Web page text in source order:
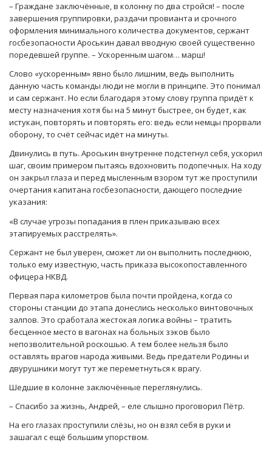
– Граждане заключённые, в колонну по два стройся! – после
завершения группировки, раздачи провианта и срочного
оформления минимального количества документов, сержант
госбезопасности Ароськин давал вводную своей существенно
поредевшей группе. – Ускоренным шагом… марш!
Слово «ускоренным» явно было лишним, ведь выполнить
данную часть команды люди не могли в принципе. Это понимал
и сам сержант. Но если благодаря этому слову группа придёт к
месту назначения хотя бы на 5 минут быстрее, он будет, как
истукан, повторять и повторять его: ведь если немцы прорвали
оборону, то счёт сейчас идёт на минуты.
Двинулись в путь. Ароськин внутренне подстегнул себя, ускорил
шаг, своим примером пытаясь вдохновить подопечных. На ходу
он закрыл глаза и перед мысленным взором тут же проступили
очертания капитана госбезопасности, дающего последние
указания:
«В случае угрозы попадания в плен приказываю всех
этапируемых расстрелять».
Сержант не был уверен, сможет ли он выполнить последнюю,
только ему известную, часть приказа высокопоставленного
офицера НКВД.
Первая пара километров была почти пройдена, когда со
стороны станции до этапа донеслись несколько винтовочных
залпов. Это сработала жестокая логика войны – тратить
бесценное место в вагонах на больных зэков было
непозволительной роскошью. А тем более нельзя было
оставлять врагов народа живыми. Ведь предатели Родины и
двурушники могут тут же переметнуться к врагу.
Шедшие в колонне заключённые переглянулись.
– Спасибо за жизнь, Андрей, – еле слышно проговорил Пётр.
На его глазах проступили слёзы, но он взял себя в руки и
зашагал с ещё большим упорством.